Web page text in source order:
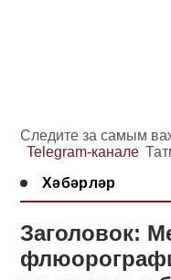
Следите за самым
Telegram-канале
Хәбәрләр
Заголовок: